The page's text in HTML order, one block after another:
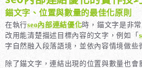
錨文字、位置與數量的最佳化原則
在執行seo內部連結優化時，錨文字是非
改用能清楚描述目標內容的文字，例如「
字自然融入段落語境，並依內容情境做些
除了錨文字，連結出現的位置與數量也